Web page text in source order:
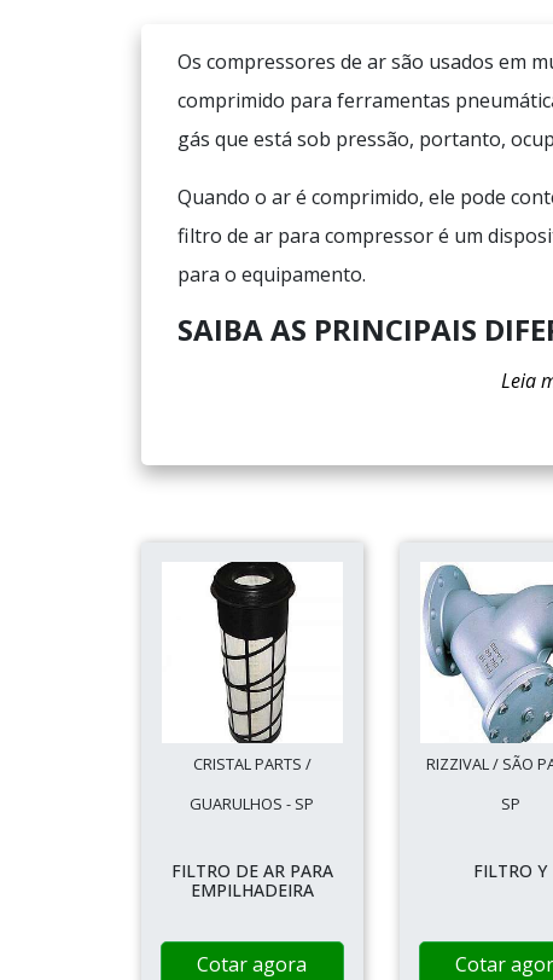
Os compressores de ar são usados em
comprimido para ferramentas
gás que está sob pressão, portanto,
Quando o ar é comprimido, ele pode
filtro de ar para compressor é um
para o equipamento.
SAIBA AS PRINCIPAIS
CRISTAL PARTS /
GUARULHOS - SP
FILTRO DE AR PARA
EMPILHADEIRA
Cotar agora
RIZZIVAL / SÃO
SP
FILTRO Y
Cotar